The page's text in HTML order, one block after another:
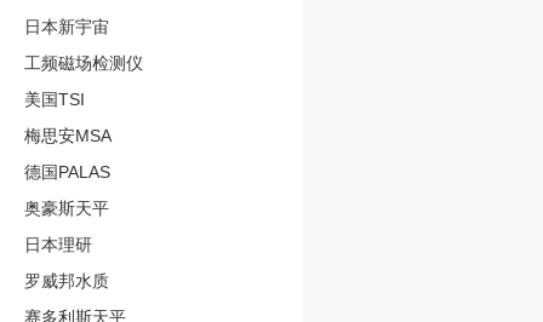
日本新宇宙
工频磁场检测仪
美国TSI
梅思安MSA
德国PALAS
奥豪斯天平
日本理研
罗威邦水质
赛多利斯天平